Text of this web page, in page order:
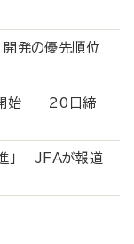
発の優先順位
メ開始 20日締
進」 JFAが報道